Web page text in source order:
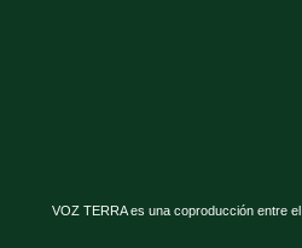
VOZ TERRA es una coproducción entre el